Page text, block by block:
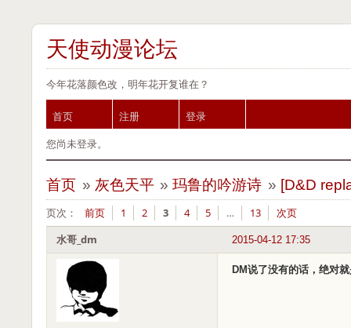
天使动漫论坛
今年花落颜色改，明年花开复谁在？
首页 注册
登录
您尚未登录。
首页 » 灰色天平 »玛鲁的吟游诗 » [D&D
页次： 前页 1 2 3 4 5 … 13 次页
2015-04-12 17:35
水哥_dm
DM说了没有的话，绝对